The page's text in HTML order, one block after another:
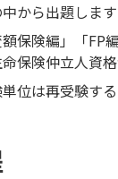
から出題しま
額保険編」「
保険仲立人資格
位は再受験する